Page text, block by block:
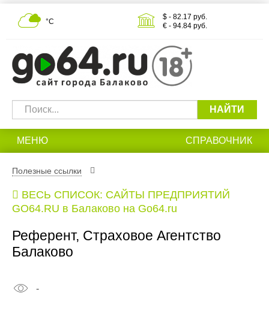
°С
$ - 82.17 руб.
€ - 94.84 руб.
НАЙТИ
МЕНЮ СПРАВОЧНИК
Полезные ссылки
ВЕСЬ СПИСОК: САЙТЫ ПРЕДПРИЯТИЙ
GO64.RU в Балаково на Go64.ru
Референт, Страховое Агентство
Балаково
-